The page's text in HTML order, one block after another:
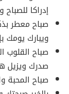
إدراكا
صباح معطر
ويبارك يومك
صباح القلوب
صدرك ويزيل
صباح المحبة